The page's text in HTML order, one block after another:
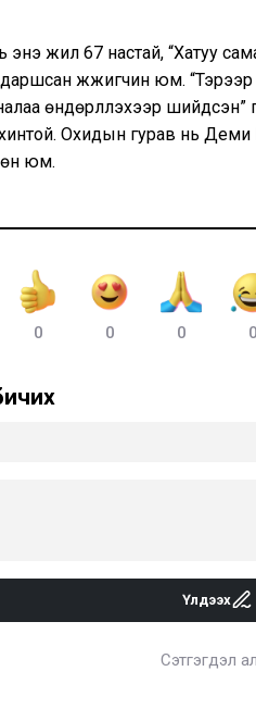
энэ жил 67 настай, “Хатуу
жүжигчин юм.
өндөрлүүлэхээр
Охидын гурав нь
юм.
0 0 0 0
Үлдээх
Сэтгэгдэл